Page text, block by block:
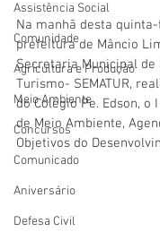
Assistência Social
Comunidade
Agricultura e Produção
Meio Ambiente
Concursos
Comunicado
Aniversário
Defesa Civil
Na manhã desta
prefeitura de Mâncio
Secretaria Municipal de
Turismo- SEMATUR,
do Colégio Pe. Edson, o
de Meio Ambiente,
Objetivos do